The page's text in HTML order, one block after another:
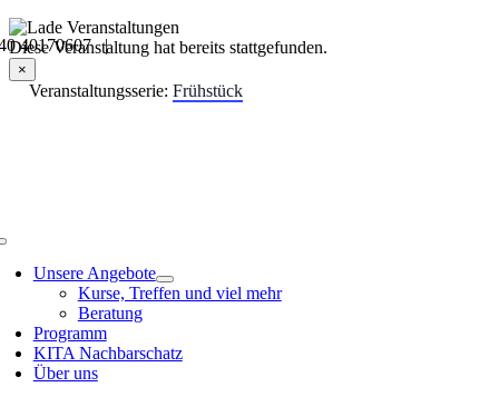
Skip
to
content
40170607 |
Unsere Angebote
Kurse, Treffen und viel mehr
Beratung
Programm
KITA Nachbarschatz
Über uns
Veranstaltungsdetails
Diese Veranstaltung hat bereits stattgefunden.
×
Veranstaltungsserie: Frühstück